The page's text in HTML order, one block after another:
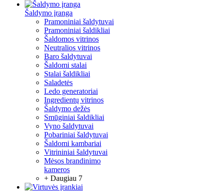
Šaldymo įranga
Pramoniniai šaldytuvai
Pramoniniai šaldikliai
Šaldomos vitrinos
Neutralios vitrinos
Baro šaldytuvai
Šaldomi stalai
Stalai šaldikliai
Saladetės
Ledo generatoriai
Ingredientų vitrinos
Šaldymo dežės
Smūginiai šaldikliai
Vyno šaldytuvai
Pobariniai šaldytuvai
Šaldomi kambariai
Vitrininiai šaldytuvai
Mėsos brandinimo
kameros
+ Daugiau 7